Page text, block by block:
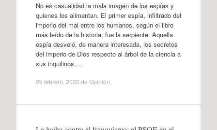
No es casualidad la mala imagen de los espías y
quienes los alimentan. El primer espía, infiltrado del
imperio del mal entre los humanos, según el libro
más leído de la historia, fue la serpiente. Aquella
espía desveló, de manera interesada, los secretos
del imperio de Dios respecto al árbol de la ciencia a
sus inquilinos,…
26 febrero, 2022 de Opinión